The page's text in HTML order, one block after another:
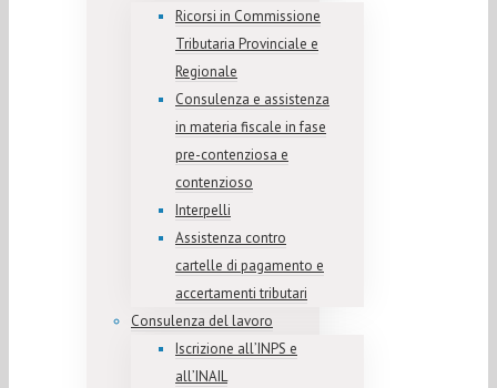
Ricorsi in Commissione
Tributaria Provinciale e
Regionale
Consulenza e assistenza
in materia fiscale in fase
pre-contenziosa e
contenzioso
Interpelli
Assistenza contro
cartelle di pagamento e
accertamenti tributari
Consulenza del lavoro
Iscrizione all’INPS e
all’INAIL